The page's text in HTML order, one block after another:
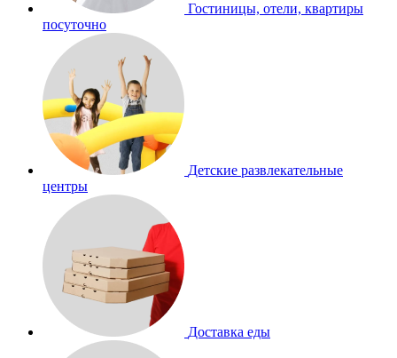
Гостиницы, отели, квартиры
посуточно
Детские развлекательные
центры
Доставка еды